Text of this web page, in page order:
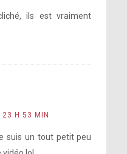
ils est vraiment
H 53 MIN
suis un tout petit peu